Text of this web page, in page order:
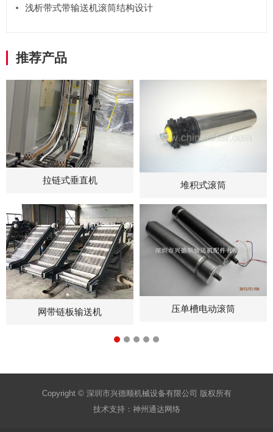
浅析带式带输送机滚筒结构设计
推荐产品
拉链式垂直机
网带链板输送机
堆积式滚筒
压单槽电动滚筒
Copyright © 深圳市兴德顺机械设备有限公司 版权所有
技术支持： 神州通达网络